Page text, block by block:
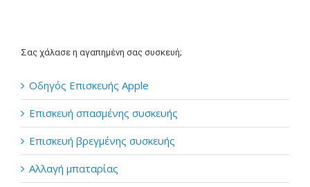
Σας χάλασε η αγαπημένη σας συσκευή;
Οδηγός Επισκευής Apple
Επισκευή σπασμένης συσκευής
Επισκευή βρεγμένης συσκευής
Αλλαγή μπαταρίας